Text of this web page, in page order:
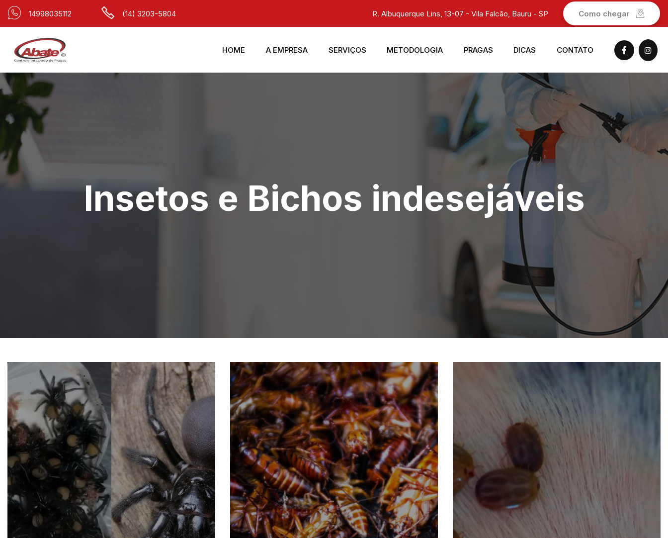
14998035112 (14) 3203-5804 R. Albuquerque Lins, 13-07 - Vila Falcão, Bauru - SP Como chegar
HOME A EMPRESA SERVIÇOS METODOLOGIA PRAGAS DICAS CONTATO
Insetos e Bichos indesejáveis